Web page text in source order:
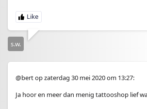
s.w.
@bert op zaterdag 30 mei 2020 om 13:27:
Ja hoor en meer dan menig tattooshop lief